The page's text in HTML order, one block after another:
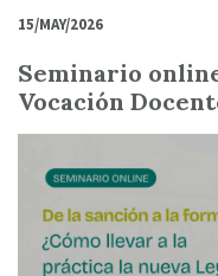
15/MAY/2026
Seminario
Vocación